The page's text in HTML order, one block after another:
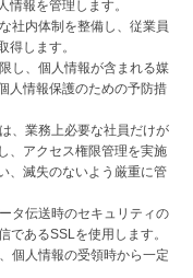
報を管理します。
社内体制を整備し、従業員
得します。
し、個人情報が含まれる媒
人情報保護のための予防措
、業務上必要な社員だけが
、アクセス権限管理を実施
、滅失のないよう厳重に管
タ伝送時のセキュリティの
であるSSLを使用します。
個人情報の受領時から一定